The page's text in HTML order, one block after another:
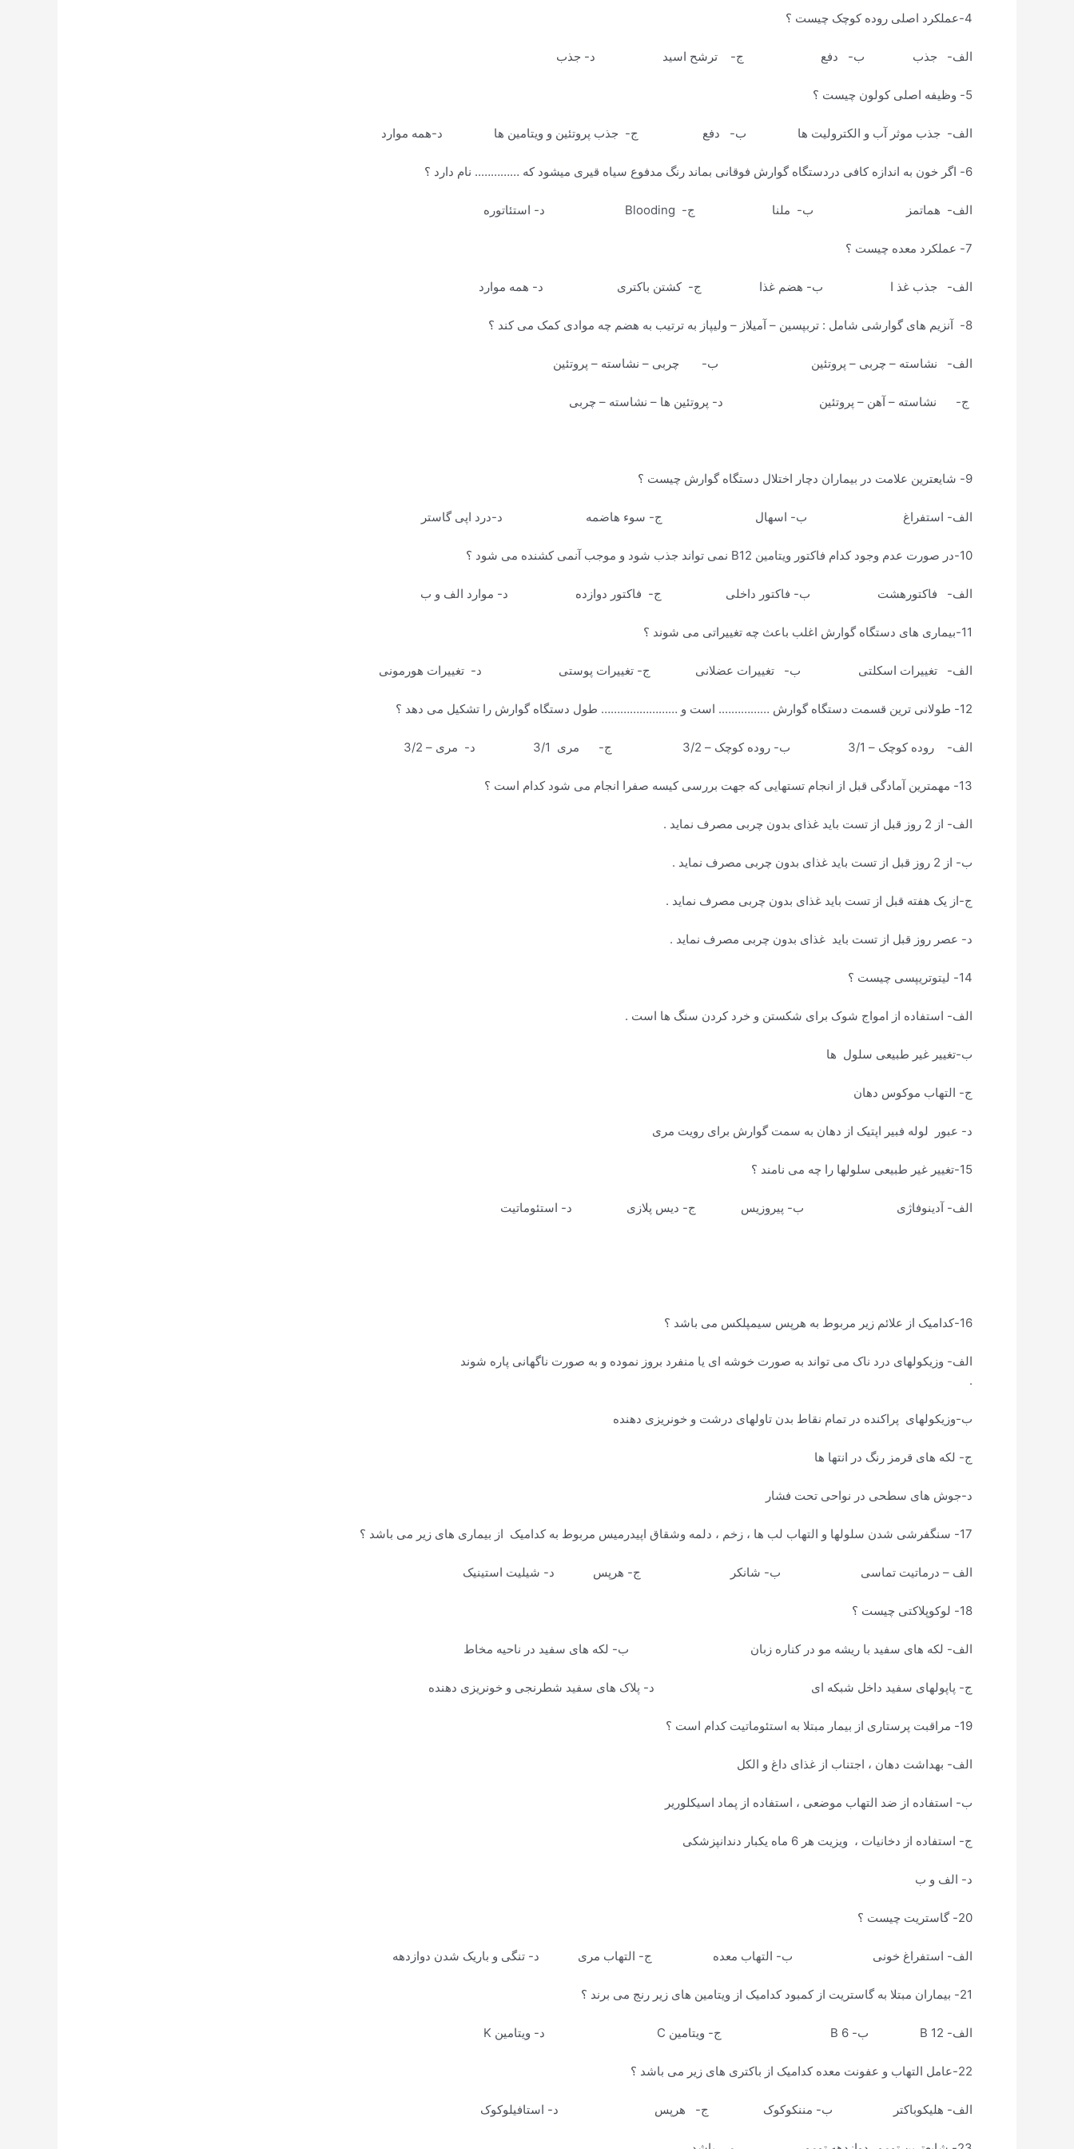
4-عملکرد اصلی روده کوچک چیست ؟
الف- جذب ب- دفع ج- ترشح اسید د- جذب
5- وظیفه اصلی کولون چیست ؟
الف- جذب موثر آب و الکترولیت ها ب- دفع ج- جذب پروتئین و ویتامین ها د-همه موارد
6- اگر خون به اندازه کافی دردستگاه گوارش فوقانی بماند رنگ مدفوع سیاه قیری میشود که ………….. نام دارد ؟
الف- هماتمز ب- ملنا ج- Blooding د- استئاتوره
7- عملکرد معده چیست ؟
الف- جذب غذ ا ب- هضم غذا ج- کشتن باکتری د- همه موارد
8- آنزیم های گوارشی شامل : تربپسین – آمیلاز – ولیپاز به ترتیب به هضم چه موادی کمک می کند ؟
الف- نشاسته – چربی – پروتئین ب- چربی – نشاسته – پروتئین
ج- نشاسته – آهن – پروتئین د- پروتئین ها – نشاسته – چربی
9- شایعترین علامت در بیماران دچار اختلال دستگاه گوارش چیست ؟
الف- استفراغ ب- اسهال ج- سوء هاضمه د-درد اپی گاستر
10-در صورت عدم وجود کدام فاکتور ویتامین B12 نمی تواند جذب شود و موجب آنمی کشنده می شود ؟
الف- فاکتورهشت ب- فاکتور داخلی ج- فاکتور دوازده د- موارد الف و ب
11-بیماری های دستگاه گوارش اغلب باعث چه تغییراتی می شوند ؟
الف- تغییرات اسکلتی ب- تغییرات عضلانی ج- تغییرات پوستی د- تغییرات هورمونی
12- طولانی ترین قسمت دستگاه گوارش ……………. است و …………………… طول دستگاه گوارش را تشکیل می دهد ؟
الف- روده کوچک – 3/1 ب- روده کوچک – 3/2 ج- مری 3/1 د- مری – 3/2
13- مهمترین آمادگی قبل از انجام تستهایی که جهت بررسی کیسه صفرا انجام می شود کدام است ؟
الف- از 2 روز قبل از تست باید غذای بدون چربی مصرف نماید .
ب- از 2 روز قبل از تست باید غذای بدون چربی مصرف نماید .
ج-از یک هفته قبل از تست باید غذای بدون چربی مصرف نماید .
د- عصر روز قبل از تست باید غذای بدون چربی مصرف نماید .
14- لیتوتریپسی چیست ؟
الف- استفاده از امواج شوک برای شکستن و خرد کردن سنگ ها است .
ب-تغییر غیر طبیعی سلول ها
ج- التهاب موکوس دهان
د- عبور لوله فبیر اپتیک از دهان به سمت گوارش برای رویت مری
15-تغییر غیر طبیعی سلولها را چه می نامند ؟
الف- آدینوفاژی ب- پیروزیس ج- دیس پلازی د- استئوماتیت
16-کدامیک از علائم زیر مربوط به هرپس سیمپلکس می باشد ؟
الف- وزیکولهای درد ناک می تواند به صورت خوشه ای یا منفرد بروز نموده و به صورت ناگهانی پاره شوند
.
ب-وزیکولهای پراکنده در تمام نقاط بدن تاولهای درشت و خونریزی دهنده
ج- لکه های قرمز رنگ در انتها ها
د-جوش های سطحی در نواحی تحت فشار
17- سنگفرشی شدن سلولها و التهاب لب ها ، زخم ، دلمه وشقاق اپیدرمیس مربوط به کدامیک از بیماری های زیر می باشد ؟
الف – درماتیت تماسی ب- شانکر ج- هرپس د- شیلیت استینیک
18- لوکوپلاکتی چیست ؟
الف- لکه های سفید با ریشه مو در کناره زبان ب- لکه های سفید در ناحیه مخاط
ج- پاپولهای سفید داخل شبکه ای د- پلاک های سفید شطرنجی و خونریزی دهنده
19- مراقبت پرستاری از بیمار مبتلا به استئوماتیت کدام است ؟
الف- بهداشت دهان ، اجتناب از غذای داغ و الکل
ب- استفاده از ضد التهاب موضعی ، استفاده از پماد اسیکلوریر
ج- استفاده از دخانیات ، ویزیت هر 6 ماه یکبار دندانپزشکی
د- الف و ب
20- گاستریت چیست ؟
الف- استفراغ خونی ب- التهاب معده ج- التهاب مری د- تنگی و باریک شدن دوازدهه
21- بیماران مبتلا به گاستریت از کمبود کدامیک از ویتامین های زیر رنج می برند ؟
الف- B 12 ب- B 6 ج- ویتامین C د- ویتامین K
22-عامل التهاب و عفونت معده کدامیک از باکتری های زیر می باشد ؟
الف- هلیکوباکتر ب- مننکوکوک ج- هرپس د- استافیلوکوک